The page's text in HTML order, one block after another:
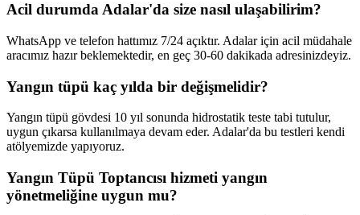
Acil durumda Adalar'da size nasıl ulaşabilirim?
WhatsApp ve telefon hattımız 7/24 açıktır. Adalar için acil müdahale
aracımız hazır beklemektedir, en geç 30-60 dakikada adresinizdeyiz.
Yangın tüpü kaç yılda bir değişmelidir?
Yangın tüpü gövdesi 10 yıl sonunda hidrostatik teste tabi tutulur,
uygun çıkarsa kullanılmaya devam eder. Adalar'da bu testleri kendi
atölyemizde yapıyoruz.
Yangın Tüpü Toptancısı hizmeti yangın
yönetmeliğine uygun mu?